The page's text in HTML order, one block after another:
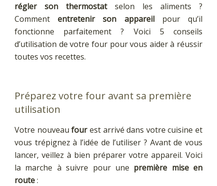
régler son thermostatselon les aliments ?
Commententretenir son appareil pour qu’il
fonctionne parfaitement ? Voici 5 conseils
d’utilisation de votre four pour vous aider à réussir
toutes vos recettes.
Préparez votre four avant sa première
utilisation
Votre nouveaufourest arrivé dans votre cuisine et
vous trépignez à l’idée de l’utiliser ? Avant de vous
lancer, veillez à bien préparer votre appareil. Voici
la marche à suivre pour une première mise en
route: